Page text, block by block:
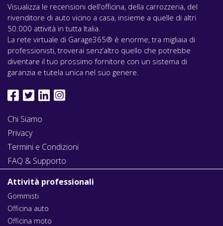
Visualizza le recensioni dell’officina, della carrozzeria, del
rivenditore di auto vicino a casa, insieme a quelle di altri
50.000 attività in tutta Italia.
La rete virtuale di Garage365® è enorme, tra migliaia di
professionisti, troverai senz’altro quello che potrebbe
diventare il tuo prossimo fornitore con un sistema di
garanzia e tutela unica nel suo genere.
Chi Siamo
Privacy
Termini e Condizioni
FAQ & Supporto
Attività professionali
Gommisti
Officina auto
Officina moto